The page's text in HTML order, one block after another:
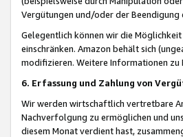
Vergütungen und/oder der
Gelegentlich können wir die
einschränken. Amazon behält sich
modifizieren. Weitere Informationen
6. Erfassung und Zahlung von
Wir werden wirtschaftlich vertretbare
Nachverfolgung zu ermöglichen und
diesem Monat verdient hast,